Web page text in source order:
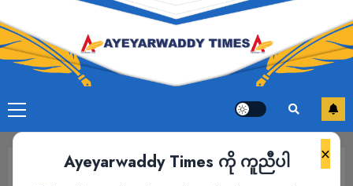
×
Ayeyarwaddy Times ကို ကူညီပါ